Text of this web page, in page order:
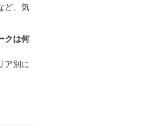
ど、気
クは何
ア別に